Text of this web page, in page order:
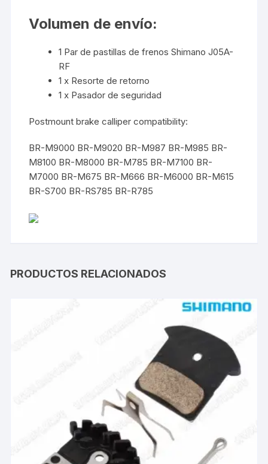
Volumen de envío:
1 Par de pastillas de frenos Shimano J05A-
RF
1 x Resorte de retorno
1 x Pasador de seguridad
Postmount brake calliper compatibility:
BR-M9000 BR-M9020 BR-M987 BR-M985 BR-
M8100 BR-M8000 BR-M785 BR-M7100 BR-
M7000 BR-M675 BR-M666 BR-M6000 BR-M615
BR-S700 BR-RS785 BR-R785
PRODUCTOS RELACIONADOS